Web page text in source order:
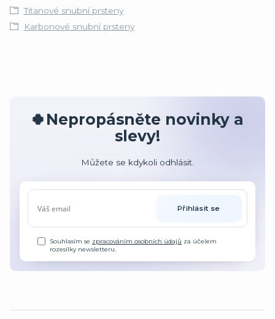
Titanové snubní prsteny
Karbonové snubní prsteny
🍀Nepropásněte novinky a
slevy!
Můžete se kdykoli odhlásit.
Přihlásit se
Souhlasím se zpracováním osobních údajů za účelem
rozesílky newsletteru.